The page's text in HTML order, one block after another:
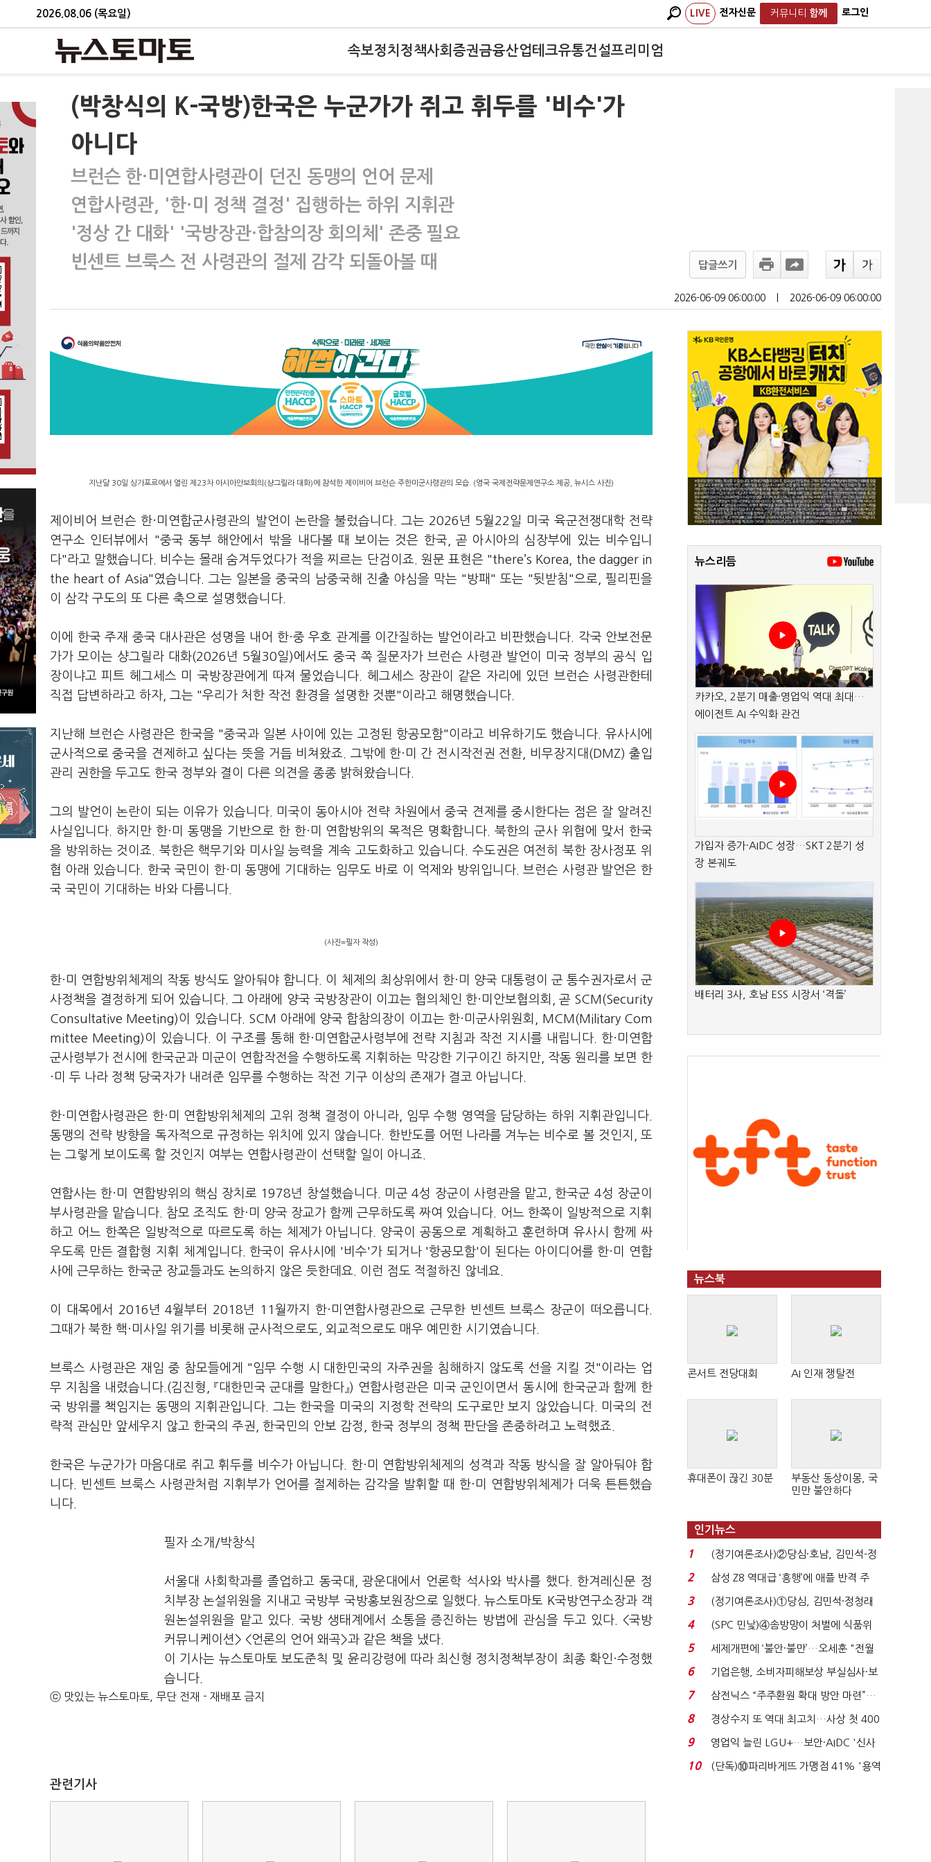
2026.08.06 (목요일) LIVE 전자신문 커뮤니티 함께 로그인
속보정치 정책사회 증권금융산업테크유통건설프리미엄
(박창식의 K-국방)한국은 누군가가 쥐고 휘두를 '비수'가
아니다
브런슨 한·미연합사령관이 던진 동맹의 언어 문제
연합사령관, '한·미 정책 결정' 집행하는 하위 지휘관
'정상 간 대화' '국방장관·합참의장 회의체' 존중 필요
빈센트 브룩스 전 사령관의 절제 감각 되돌아볼 때
답글쓰기
2026-06-09 06:00:00 2026-06-09 06:00:00
지난달 30일 싱가포르에서 열린 제23차 아시아안보회의(샹그릴라 대화)에 참석한 제이비어 브런슨 주한미군사령관의 모습. (영국 국제전략문제연구소 제공, 뉴시스 사진)
제이비어 브런슨 한·미연합군사령관의 발언이 논란을 불렀습니다. 그는 2026년 5월22일 미국 육군전쟁대학 전략
연구소 인터뷰에서 "중국 동부 해안에서 밖을 내다볼 때 보이는 것은 한국, 곧 아시아의 심장부에 있는 비수입니
다"라고 말했습니다. 비수는 몰래 숨겨두었다가 적을 찌르는 단검이죠. 원문 표현은 "there’s Korea, the dagger in
the heart of Asia"였습니다. 그는 일본을 중국의 남중국해 진출 야심을 막는 "방패" 또는 "뒷받침"으로, 필리핀을
이 삼각 구도의 또 다른 축으로 설명했습니다.
이에 한국 주재 중국 대사관은 성명을 내어 한·중 우호 관계를 이간질하는 발언이라고 비판했습니다. 각국 안보전문
가가 모이는 샹그릴라 대화(2026년 5월30일)에서도 중국 쪽 질문자가 브런슨 사령관 발언이 미국 정부의 공식 입
장이냐고 피트 헤그세스 미 국방장관에게 따져 물었습니다. 헤그세스 장관이 같은 자리에 있던 브런슨 사령관한테
직접 답변하라고 하자, 그는 "우리가 처한 작전 환경을 설명한 것뿐"이라고 해명했습니다.
지난해 브런슨 사령관은 한국을 "중국과 일본 사이에 있는 고정된 항공모함"이라고 비유하기도 했습니다. 유사시에
군사적으로 중국을 견제하고 싶다는 뜻을 거듭 비쳐왔죠. 그밖에 한·미 간 전시작전권 전환, 비무장지대(DMZ) 출입
관리 권한을 두고도 한국 정부와 결이 다른 의견을 종종 밝혀왔습니다.
그의 발언이 논란이 되는 이유가 있습니다. 미국이 동아시아 전략 차원에서 중국 견제를 중시한다는 점은 잘 알려진
사실입니다. 하지만 한·미 동맹을 기반으로 한 한·미 연합방위의 목적은 명확합니다. 북한의 군사 위협에 맞서 한국
을 방위하는 것이죠. 북한은 핵무기와 미사일 능력을 계속 고도화하고 있습니다. 수도권은 여전히 북한 장사정포 위
협 아래 있습니다. 한국 국민이 한·미 동맹에 기대하는 임무도 바로 이 억제와 방위입니다. 브런슨 사령관 발언은 한
국 국민이 기대하는 바와 다릅니다.
(사진=필자 작성)
한·미 연합방위체제의 작동 방식도 알아둬야 합니다. 이 체제의 최상위에서 한·미 양국 대통령이 군 통수권자로서 군
사정책을 결정하게 되어 있습니다. 그 아래에 양국 국방장관이 이끄는 협의체인 한·미안보협의회, 곧 SCM(Security
Consultative Meeting)이 있습니다. SCM 아래에 양국 합참의장이 이끄는 한·미군사위원회, MCM(Military Com
mittee Meeting)이 있습니다. 이 구조를 통해 한·미연합군사령부에 전략 지침과 작전 지시를 내립니다. 한·미연합
군사령부가 전시에 한국군과 미군이 연합작전을 수행하도록 지휘하는 막강한 기구이긴 하지만, 작동 원리를 보면 한
·미 두 나라 정책 당국자가 내려준 임무를 수행하는 작전 기구 이상의 존재가 결코 아닙니다.
한·미연합사령관은 한·미 연합방위체제의 고위 정책 결정이 아니라, 임무 수행 영역을 담당하는 하위 지휘관입니다.
동맹의 전략 방향을 독자적으로 규정하는 위치에 있지 않습니다. 한반도를 어떤 나라를 겨누는 비수로 볼 것인지, 또
는 그렇게 보이도록 할 것인지 여부는 연합사령관이 선택할 일이 아니죠.
연합사는 한·미 연합방위의 핵심 장치로 1978년 창설했습니다. 미군 4성 장군이 사령관을 맡고, 한국군 4성 장군이
부사령관을 맡습니다. 참모 조직도 한·미 양국 장교가 함께 근무하도록 짜여 있습니다. 어느 한쪽이 일방적으로 지휘
하고 어느 한쪽은 일방적으로 따르도록 하는 체제가 아닙니다. 양국이 공동으로 계획하고 훈련하며 유사시 함께 싸
우도록 만든 결합형 지휘 체계입니다. 한국이 유사시에 '비수'가 되거나 '항공모함'이 된다는 아이디어를 한·미 연합
사에 근무하는 한국군 장교들과도 논의하지 않은 듯한데요. 이런 점도 적절하진 않네요.
이 대목에서 2016년 4월부터 2018년 11월까지 한·미연합사령관으로 근무한 빈센트 브룩스 장군이 떠오릅니다.
그때가 북한 핵·미사일 위기를 비롯해 군사적으로도, 외교적으로도 매우 예민한 시기였습니다.
브룩스 사령관은 재임 중 참모들에게 "임무 수행 시 대한민국의 자주권을 침해하지 않도록 선을 지킬 것"이라는 업
무 지침을 내렸습니다.(김진형, 『대한민국 군대를 말한다』) 연합사령관은 미국 군인이면서 동시에 한국군과 함께 한
국 방위를 책임지는 동맹의 지휘관입니다. 그는 한국을 미국의 지정학 전략의 도구로만 보지 않았습니다. 미국의 전
략적 관심만 앞세우지 않고 한국의 주권, 한국민의 안보 감정, 한국 정부의 정책 판단을 존중하려고 노력했죠.
한국은 누군가가 마음대로 쥐고 휘두를 비수가 아닙니다. 한·미 연합방위체제의 성격과 작동 방식을 잘 알아둬야 합
니다. 빈센트 브룩스 사령관처럼 지휘부가 언어를 절제하는 감각을 발휘할 때 한·미 연합방위체제가 더욱 튼튼했습
니다.
필자 소개/박창식
서울대 사회학과를 졸업하고 동국대, 광운대에서 언론학 석사와 박사를 했다. 한겨레신문 정
치부장 논설위원을 지내고 국방부 국방홍보원장으로 일했다. 뉴스토마토 K국방연구소장과 객
원논설위원을 맡고 있다. 국방 생태계에서 소통을 증진하는 방법에 관심을 두고 있다. <국방
커뮤니케이션> <언론의 언어 왜곡>과 같은 책을 냈다.
이 기사는 뉴스토마토 보도준칙 및 윤리강령에 따라 최신형 정치정책부장이 최종 확인·수정했
습니다.
ⓒ 맛있는 뉴스토마토, 무단 전재 - 재배포 금지
관련기사
뉴스리듬
카카오, 2분기 매출·영업익 역대 최대…
에이전트 AI 수익화 관건
가입자 증가·AIDC 성장…SKT 2분기 성
장 본궤도
배터리 3사, 호남 ESS 시장서 ‘격돌’
뉴스북
콘서트 전당대회 AI 인재 쟁탈전
휴대폰이 끊긴 30분
부동산 동상이몽, 국
민만 불안하다
인기뉴스
1
(정기여론조사)②당심·호남, 김민석-정
청래 '초접전'...
2
삼성 Z8 역대급 ‘흥행’에 애플 반격 주
목…9월 ‘폴...
3
(정기여론조사)①당심, 김민석·정청래
'초접전'…대통령 ...
4
(SPC 민낯)④솜방망이 처벌에 식품위
생법 위반 반복...
5
세제개편에 ‘불안·불만’…오세훈 "전월
세 구하기 더 ...
6
기업은행, 소비자피해보상 부실심사·보
이스피싱 공시 ...
7
삼전닉스 “주주환원 확대 방안 마련”…
로이터에 성명...
8
경상수지 또 역대 최고치…사상 첫 400
억달러에 '3% 성...
9
영업익 늘린 LGU+…보안·AIDC '신사
업 드라이브'...
10
(단독)⑩파리바게뜨 가맹점 41% '용역